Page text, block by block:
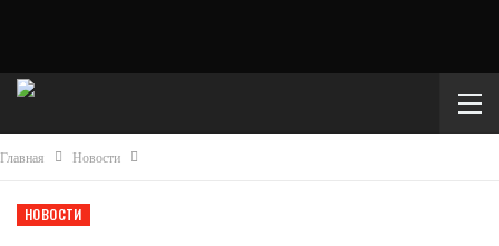
Главная Новости
НОВОСТИ